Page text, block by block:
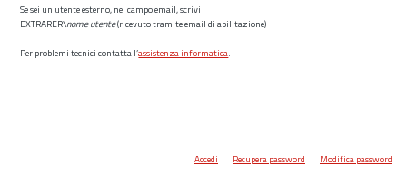
Se sei un utente esterno, nel campo email, scrivi
EXTRARER\nome utente(ricevuto tramite email di abilitazione)
Per problemi tecnici contatta l’assistenza informatica.
Accedi Recupera password Modifica password